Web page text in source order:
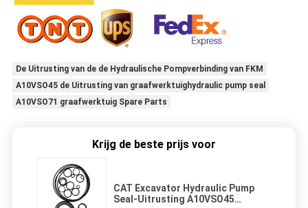
De Uitrusting van de de Hydraulische Pompverbinding van FKM
A10VSO45 de Uitrusting van graafwerktuighydraulic pump seal
A10VSO71 graafwerktuig Spare Parts
Krijg de beste prijs voor
CAT Excavator Hydraulic Pump
Seal-Uitrusting A10VSO45